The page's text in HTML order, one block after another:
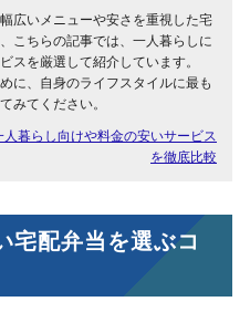
広いメニューや安さを重視した宅
こちらの記事では、一人暮らしに
スを厳選して紹介しています。
に、自身のライフスタイルに最も
みてください。
暮らし向けや料金の安いサービス
を徹底比較
宅配弁当を選ぶコ